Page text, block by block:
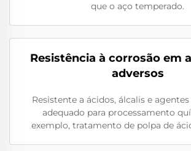
que o aço temperado.
Resistência à corrosão em
adversos
Resistente a ácidos, álcalis e
adequado para processamento
exemplo, tratamento de polpa de